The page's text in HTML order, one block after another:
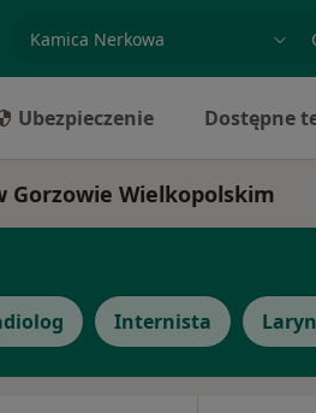
Ubezpieczenie Dostępne
Gorzowie Wielkopolskim
Internista